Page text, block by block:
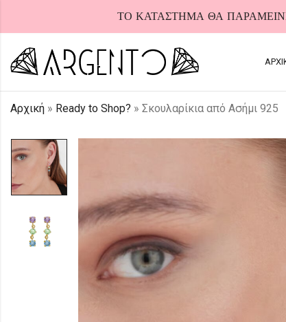
ΤΟ ΚΑΤΑΣΤΗΜΑ ΘΑ
Αρχική » Ready to Shop? » Σκουλαρίκια από Ασήμι 925
HOT